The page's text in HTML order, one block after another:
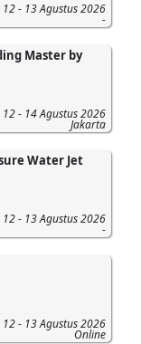
12 - 13 Agustus 2026
-
Master by
12 - 14 Agustus 2026
Jakarta
Water Jet
12 - 13 Agustus 2026
-
12 - 13 Agustus 2026
Online